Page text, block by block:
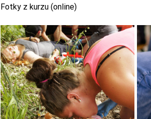
Fotky z kurzu (online)